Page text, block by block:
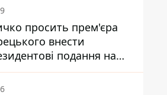
просить прем'єра
внести
подання на
володаря
Бахматова